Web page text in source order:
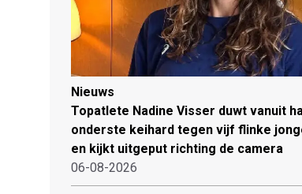
Nieuws
Topatlete Nadine Visser duwt vanuit
onderste keihard tegen vijf flinke
en kijkt uitgeput richting de camera
06-08-2026